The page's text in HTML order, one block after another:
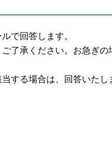
で回答します。
了承ください。お急ぎの
る場合は、回答いたし